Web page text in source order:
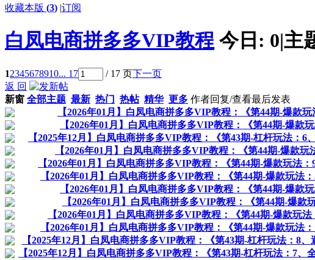
收藏本版 (3) |订阅
白凤电商拼多多VIP教程 今日: 0|主
12345678910... 17 / 17 页下一页
返 回
新窗 全部主题 最新 热门 热帖 精华 更多 作者回复/查看最后发表
【2026年01月】白凤电商拼多多VIP教程：《第44期-爆款
【2026年01月】白凤电商拼多多VIP教程：《第44期-爆款
【2025年12月】白凤电商拼多多VIP教程：《第43期-杠杆玩法：6
【2026年01月】白凤电商拼多多VIP教程：《第44期-爆款
【2026年01月】白凤电商拼多多VIP教程：《第44期-爆款玩法
【2026年01月】白凤电商拼多多VIP教程：《第44期-爆款玩法
【2026年01月】白凤电商拼多多VIP教程：《第44期-爆款
【2026年01月】白凤电商拼多多VIP教程：《第44期-爆款
【2026年01月】白凤电商拼多多VIP教程：《第44期-爆款玩
【2026年01月】白凤电商拼多多VIP教程：《第44期-爆款玩法
【2025年12月】白凤电商拼多多VIP教程：《第43期-杠杆玩法：8
【2025年12月】白凤电商拼多多VIP教程：《第43期-杠杆玩法：7